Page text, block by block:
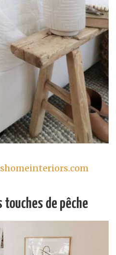
touches de pêche